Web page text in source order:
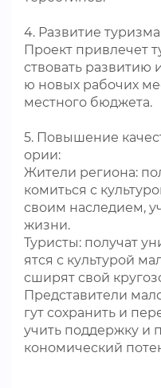
4. Развитие
Проект привлечет
ствовать развитию
ю новых рабочих
местного бюджета.
5. Повышение
ории:
Жители региона:
комиться с
своим наследием,
жизни.
Туристы: получат
ятся с культурой
сширят свой
Представители
гут сохранить и
учить поддержку и
кономический